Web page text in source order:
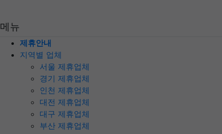
메뉴
제휴안내
지역별 업체
서울 제휴업체
경기 제휴업체
인천 제휴업체
대전 제휴업체
대구 제휴업체
부산 제휴업체